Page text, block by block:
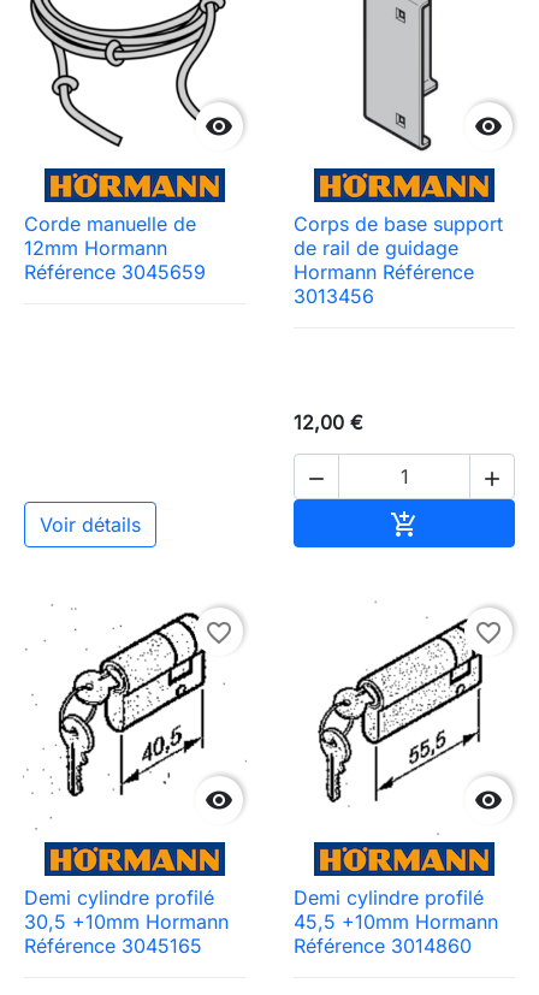

Corde manuelle de
12mm Hormann
Référence 3045659
Voir détails

Corps de base support
de rail de guidage
Hormann Référence
3013456
12,00 €
 


favorite_border
Demi cylindre profilé
30,5 +10mm Hormann
Référence 3045165

favorite_border
Demi cylindre profilé
45,5 +10mm Hormann
Référence 3014860